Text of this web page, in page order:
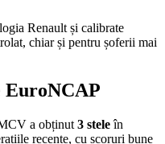
Renault și calibrate
chiar și pentru șoferii mai
EuroNCAP
a obținut 3 steleîn
recente, cu scoruri bune